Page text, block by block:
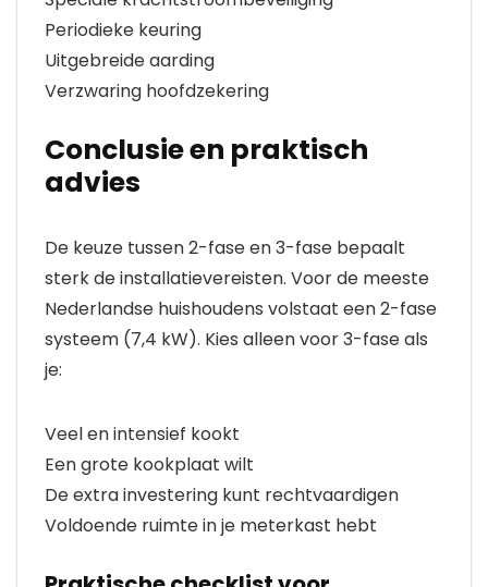
Periodieke keuring
Uitgebreide aarding
Verzwaring hoofdzekering
Conclusie en praktisch
advies
De keuze tussen 2-fase en 3-fase bepaalt
sterk de installatievereisten. Voor de meeste
Nederlandse huishoudens volstaat een 2-fase
systeem (7,4 kW). Kies alleen voor 3-fase als
je:
Veel en intensief kookt
Een grote kookplaat wilt
De extra investering kunt rechtvaardigen
Voldoende ruimte in je meterkast hebt